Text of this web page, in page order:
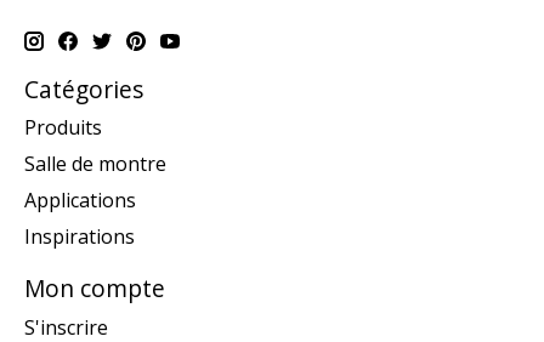
Catégories
Produits
Salle de montre
Applications
Inspirations
Mon compte
S'inscrire